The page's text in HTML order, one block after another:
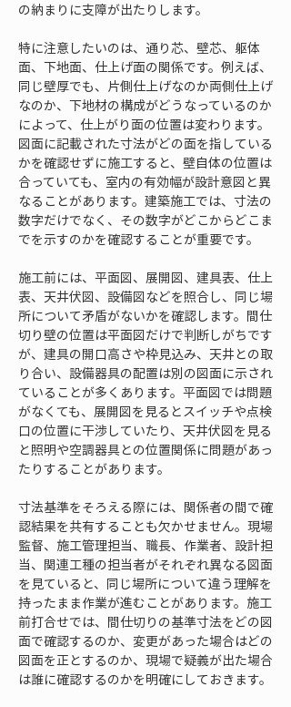
の納まりに支障が出たりします。
特に注意したいのは、通り芯、壁芯、躯体
面、下地面、仕上げ面の関係です。例えば、
同じ壁厚でも、片側仕上げなのか両側仕上げ
なのか、下地材の構成がどうなっているのか
によって、仕上がり面の位置は変わります。
図面に記載された寸法がどの面を指している
かを確認せずに施工すると、壁自体の位置は
合っていても、室内の有効幅が設計意図と異
なることがあります。建築施工では、寸法の
数字だけでなく、その数字がどこからどこま
でを示すのかを確認することが重要です。
施工前には、平面図、展開図、建具表、仕上
表、天井伏図、設備図などを照合し、同じ場
所について矛盾がないかを確認します。間仕
切り壁の位置は平面図だけで判断しがちです
が、建具の開口高さや枠見込み、天井との取
り合い、設備器具の配置は別の図面に示され
ていることが多くあります。平面図では問題
がなくても、展開図を見るとスイッチや点検
口の位置に干渉していたり、天井伏図を見る
と照明や空調器具との位置関係に問題があっ
たりすることがあります。
寸法基準をそろえる際には、関係者の間で確
認結果を共有することも欠かせません。現場
監督、施工管理担当、職長、作業者、設計担
当、関連工種の担当者がそれぞれ異なる図面
を見ていると、同じ場所について違う理解を
持ったまま作業が進むことがあります。施工
前打合せでは、間仕切りの基準寸法をどの図
面で確認するのか、変更があった場合はどの
図面を正とするのか、現場で疑義が出た場合
は誰に確認するのかを明確にしておきます。